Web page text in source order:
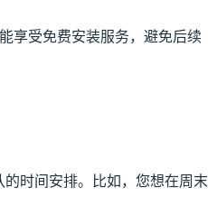
享受免费安装服务，避免后续
时间安排。比如，您想在周末